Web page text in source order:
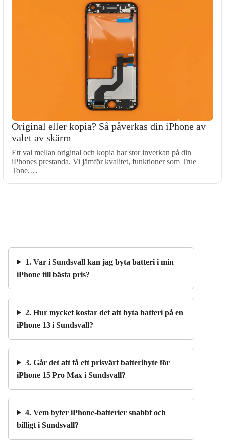
Original eller kopia? Så påverkas din iPhone av
valet av skärm
Ett val mellan original och kopia har stor inverkan på din
iPhones prestanda. Vi jämför kvalitet, funktioner som True
Tone,…
1. Var i Sundsvall kan jag byta batteri i min
iPhone till bästa pris?
2. Hur mycket kostar det att byta batteri på en
iPhone 13 i Sundsvall?
3. Går det att få ett prisvärt batteribyte för
iPhone 15 Pro Max i Sundsvall?
4. Vem byter iPhone-batterier snabbt och
billigt i Sundsvall?